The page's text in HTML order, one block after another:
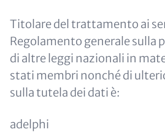
Titolare del trattamento ai
Regolamento generale sulla
di altre leggi nazionali in
stati membri nonché di
sulla tutela dei dati è:
adelphi